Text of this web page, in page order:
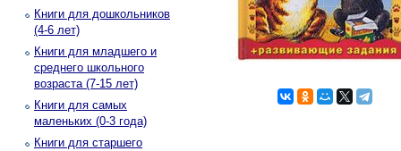
Книги для дошкольников
(4-6 лет)
Книги для младшего и
среднего школьного
возраста (7-15 лет)
Книги для самых
маленьких (0-3 года)
Книги для старшего